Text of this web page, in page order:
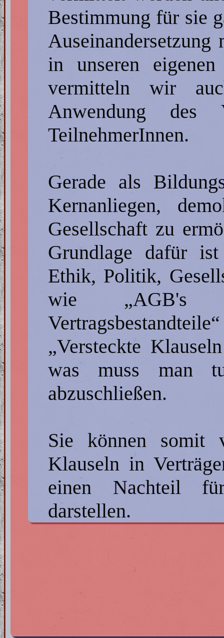
Bestimmung für sie
in unseren
vermitteln wir
Anwendung des
TeilnehmerInnen.
Gerade als
Kernanliegen,
Gesellschaft zu
Grundlage dafür
Ethik, Politik,
wie „AGB's
„Versteckte
was muss man
abzuschließen.
Sie können somit
Klauseln in
einen Nachteil
darstellen.